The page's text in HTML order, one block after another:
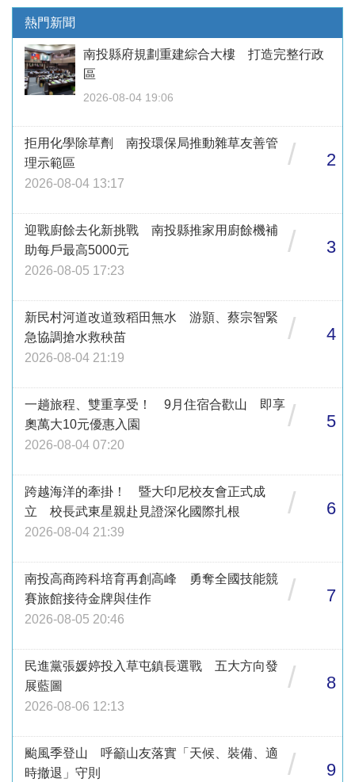
熱門新聞
南投縣府規劃重建綜合大樓 打造完整行政
區
2026-08-04 19:06
拒用化學除草劑 南投環保局推動雜草友善管
理示範區
2026-08-04 13:17
/ 2
迎戰廚餘去化新挑戰 南投縣推家用廚餘機補
助每戶最高5000元
2026-08-05 17:23
/ 3
新民村河道改道致稻田無水 游顥、蔡宗智緊
急協調搶水救秧苗
2026-08-04 21:19
/ 4
一趟旅程、雙重享受！ 9月住宿合歡山 即享
奧萬大10元優惠入園
2026-08-04 07:20
/ 5
跨越海洋的牽掛！ 暨大印尼校友會正式成
立 校長武東星親赴見證深化國際扎根
2026-08-04 21:39
/ 6
南投高商跨科培育再創高峰 勇奪全國技能競
賽旅館接待金牌與佳作
2026-08-05 20:46
/ 7
民進黨張媛婷投入草屯鎮長選戰 五大方向發
展藍圖
2026-08-06 12:13
/ 8
颱風季登山 呼籲山友落實「天候、裝備、適
時撤退」守則
/ 9